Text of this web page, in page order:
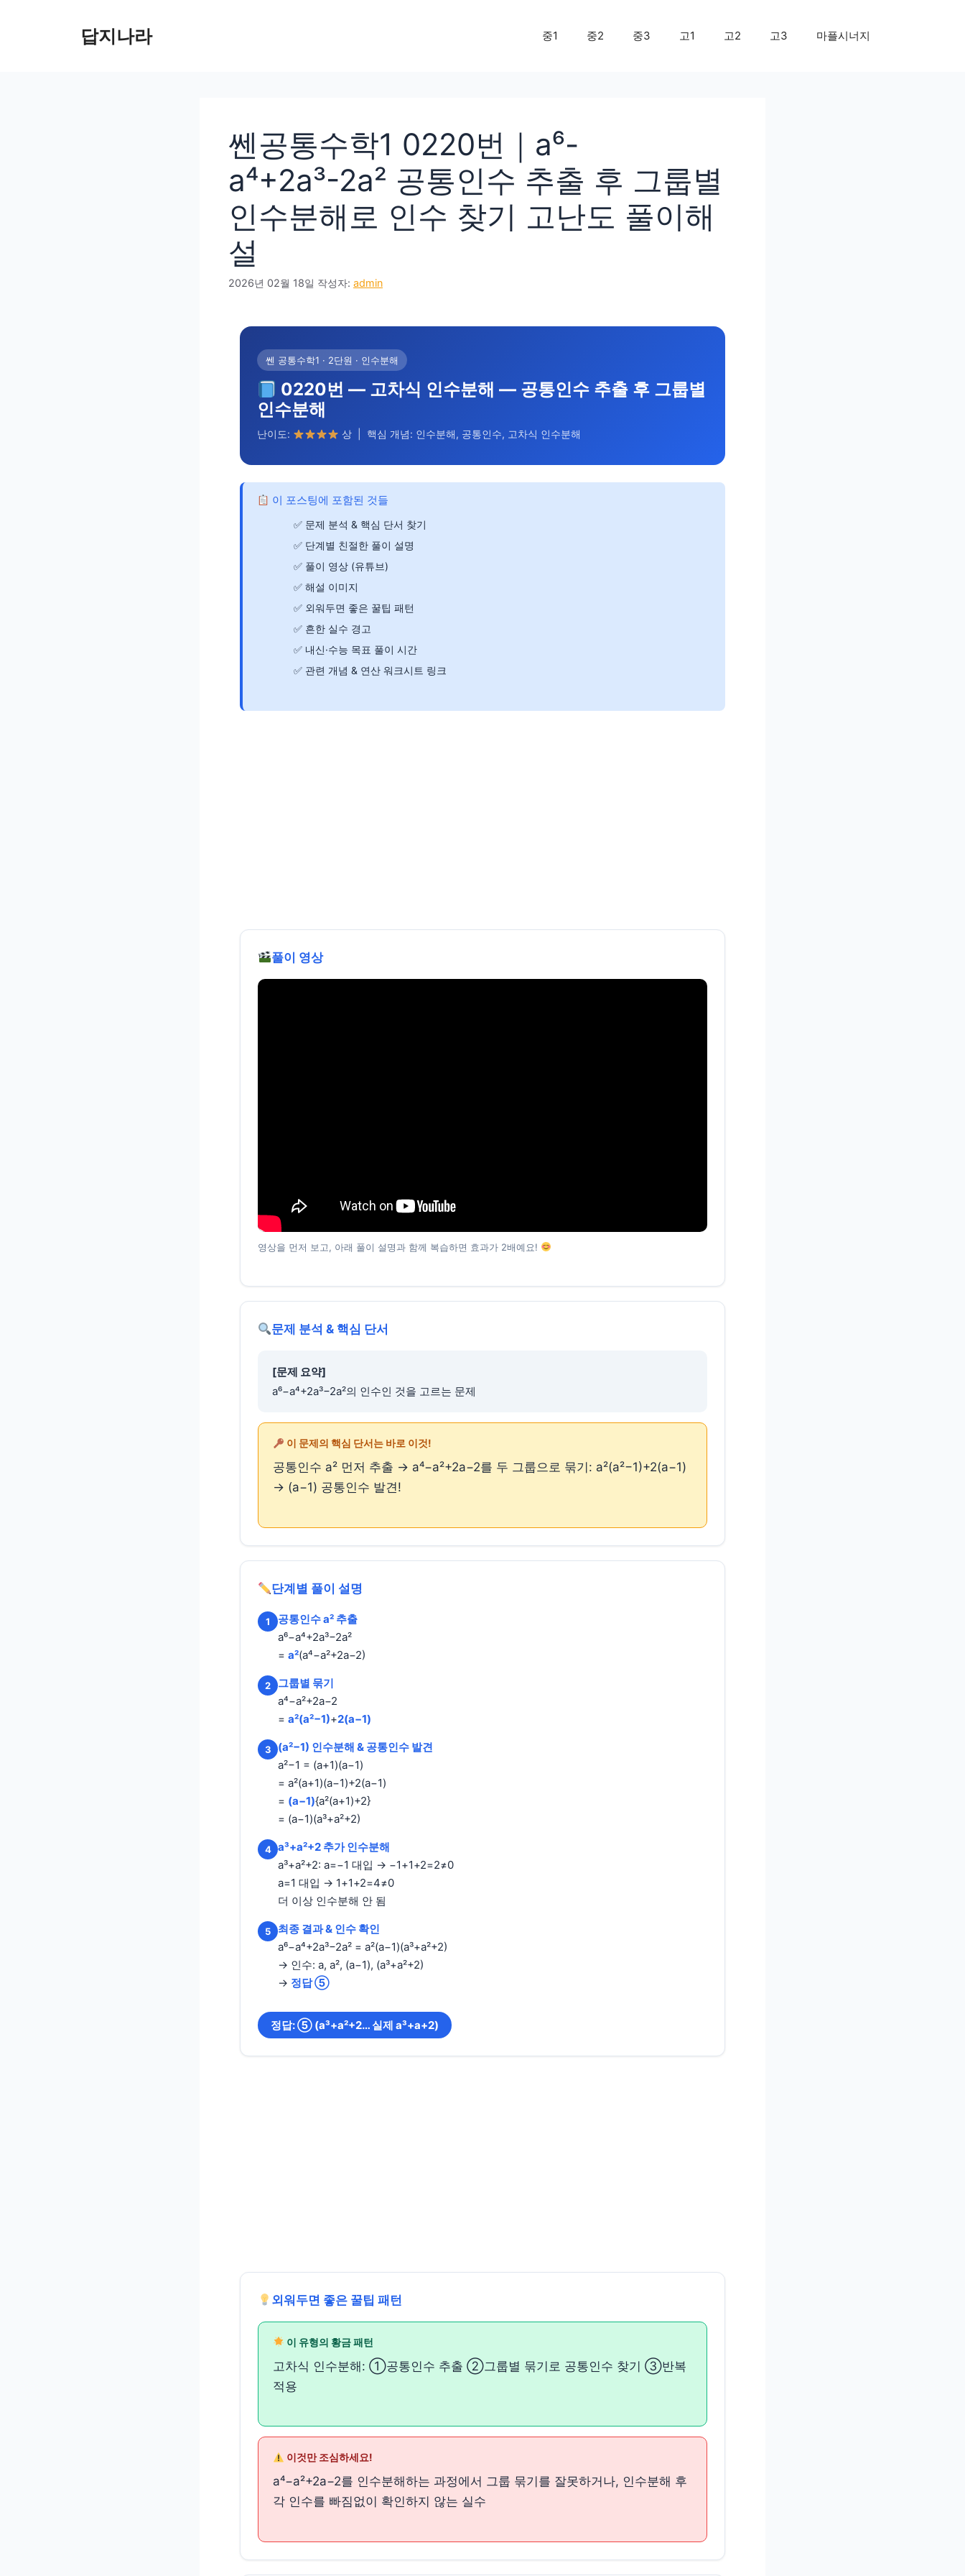
답지나라 중1 중2 중3 고1 고2 고3 마플시너지
쎈공통수학1 0220번｜a⁶-
a⁴+2a³-2a² 공통인수 추출 후 그룹별
인수분해로 인수 찾기 고난도 풀이해
설
2026년 02월 18일 작성자: admin
쎈 공통수학1 · 2단원 · 인수분해
0220번 — 고차식 인수분해 — 공통인수 추출 후 그룹별
인수분해
난이도: 상 | 핵심 개념: 인수분해, 공통인수, 고차식 인수분해
이 포스팅에 포함된 것들
문제 분석 & 핵심 단서 찾기
단계별 친절한 풀이 설명
풀이 영상 (유튜브)
해설 이미지
외워두면 좋은 꿀팁 패턴
흔한 실수 경고
내신·수능 목표 풀이 시간
관련 개념 & 연산 워크시트 링크
풀이 영상
영상을 먼저 보고, 아래 풀이 설명과 함께 복습하면 효과가 2배예요!
문제 분석 & 핵심 단서
[문제 요약]
a⁶−a⁴+2a³−2a²의 인수인 것을 고르는 문제
이 문제의 핵심 단서는 바로 이것!
공통인수 a² 먼저 추출 → a⁴−a²+2a−2를 두 그룹으로 묶기: a²(a²−1)+2(a−1)
→ (a−1) 공통인수 발견!
단계별 풀이 설명
1
공통인수 a² 추출
a⁶−a⁴+2a³−2a²
= a²(a⁴−a²+2a−2)
2
그룹별 묶기
a⁴−a²+2a−2
= a²(a²−1)+2(a−1)
3
(a²−1) 인수분해 & 공통인수 발견
a²−1 = (a+1)(a−1)
= a²(a+1)(a−1)+2(a−1)
= (a−1){a²(a+1)+2}
= (a−1)(a³+a²+2)
4 a³+a²+2 추가 인수분해
a³+a²+2: a=−1 대입 → −1+1+2=2≠0
a=1 대입 → 1+1+2=4≠0
더 이상 인수분해 안 됨
5
최종 결과 & 인수 확인
a⁶−a⁴+2a³−2a² = a²(a−1)(a³+a²+2)
→ 인수: a, a², (a−1), (a³+a²+2)
→ 정답 ⑤
정답: ⑤ (a³+a²+2… 실제 a³+a+2)
외워두면 좋은 꿀팁 패턴
이 유형의 황금 패턴
고차식 인수분해: ①공통인수 추출 ②그룹별 묶기로 공통인수 찾기 ③반복
적용
이것만 조심하세요!
a⁴−a²+2a−2를 인수분해하는 과정에서 그룹 묶기를 잘못하거나, 인수분해 후
각 인수를 빠짐없이 확인하지 않는 실수